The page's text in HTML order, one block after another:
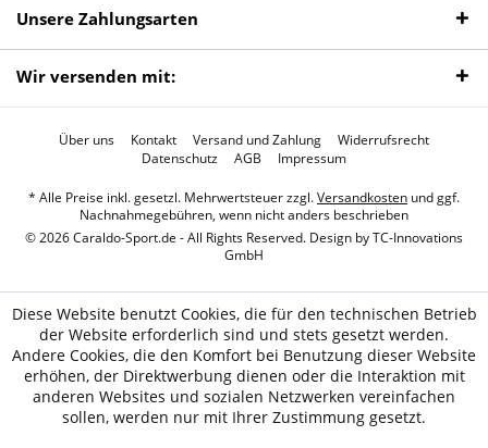
Unsere Zahlungsarten
Wir versenden mit:
Über uns Kontakt Versand und Zahlung
Widerrufsrecht
Datenschutz
AGB Impressum
* Alle Preise inkl. gesetzl. Mehrwertsteuer zzgl.Versandkosten und ggf.
Nachnahmegebühren, wenn nicht anders beschrieben
© 2026 Caraldo-Sport.de - All Rights Reserved. Design byTC-Innovations
GmbH
Diese Website benutzt Cookies, die für den technischen Betrieb
der Website erforderlich sind und stets gesetzt werden.
Andere Cookies, die den Komfort bei Benutzung dieser Website
erhöhen, der Direktwerbung dienen oder die Interaktion mit
anderen Websites und sozialen Netzwerken vereinfachen
sollen, werden nur mit Ihrer Zustimmung gesetzt.